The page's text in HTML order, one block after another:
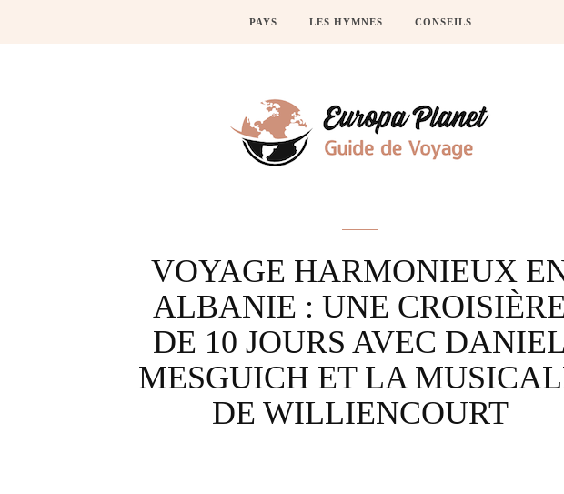
PAYS LES HYMNES CONSEILS
VOYAGE HARMONIEUX
ALBANIE : UNE
DE 10 JOURS AVEC DANIEL
MESGUICH ET LA
DE WILLIENCOURT